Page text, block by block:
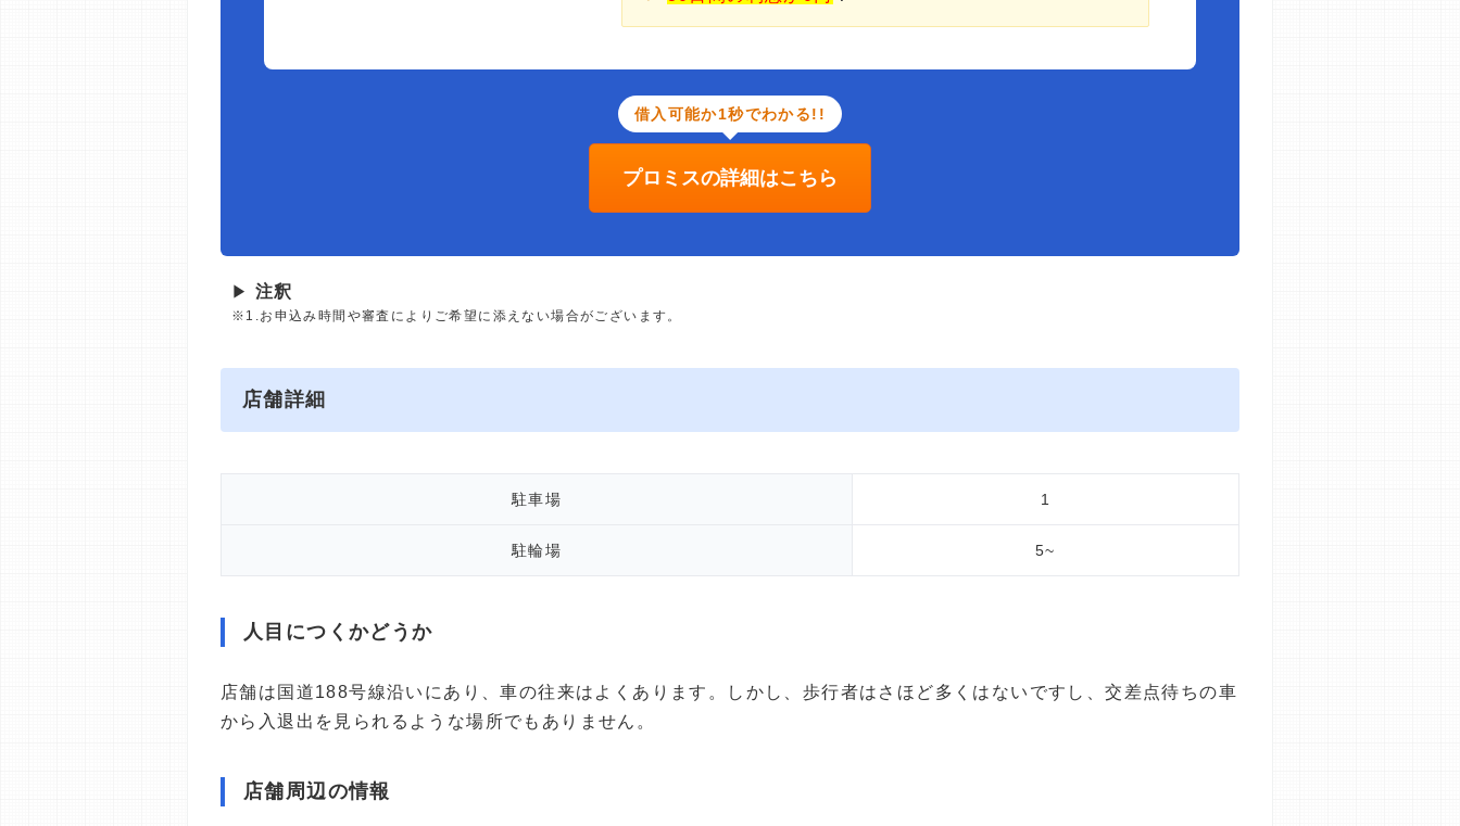
借入可能か1秒でわかる!!
プロミスの詳細はこちら
▶ 注釈
※1.お申込み時間や審査によりご希望に添えない場合がございます。
店舗詳細
駐車場 1
駐輪場 5~
人目につくかどうか
店舗は国道188号線沿いにあり、車の往来はよくあります。しかし、歩行者はさほど多くはないですし、交差点待ちの車
から入退出を見られるような場所でもありません。
店舗周辺の情報